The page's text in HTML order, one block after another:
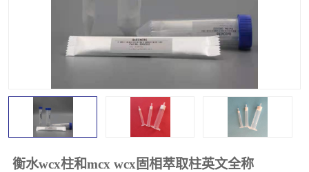
衡水wcx柱和mcx wcx固相萃取柱英文全称
96孔板